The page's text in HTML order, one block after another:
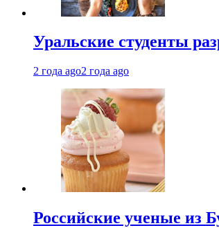
Уральские студенты
2 года ago2 года ago
Российские ученые из